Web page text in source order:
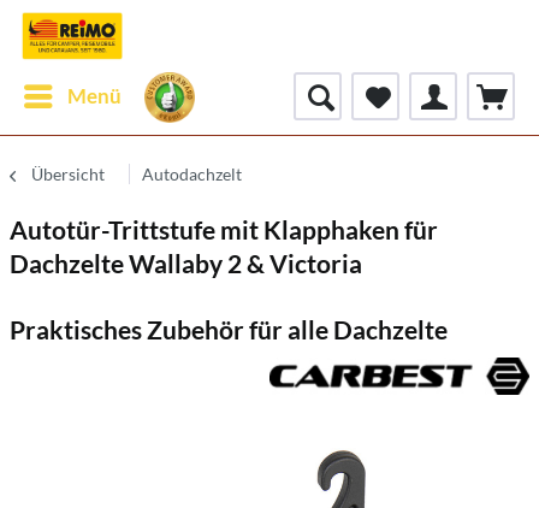
Menü
Übersicht Autodachzelt
Autotür-Trittstufe mit Klapphaken für
Dachzelte Wallaby 2 & Victoria
Praktisches Zubehör für alle Dachzelte